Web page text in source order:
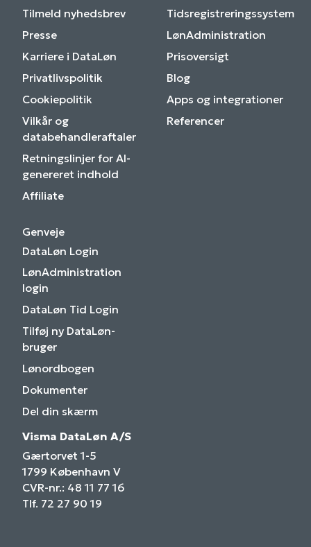
Tilmeld nyhedsbrev
Presse
Karriere i DataLøn
Privatlivspolitik
Cookiepolitik
Vilkår og
databehandleraftaler
Retningslinjer for AI-
genereret indhold
Affiliate
Tidsregistreringssystem
LønAdministration
Prisoversigt
Blog
Apps og integrationer
Referencer
Genveje
DataLøn Login
LønAdministration
login
DataLøn Tid Login
Tilføj ny DataLøn-
bruger
Lønordbogen
Dokumenter
Del din skærm
Visma DataLøn A/S
Gærtorvet 1-5
1799 København V
CVR-nr.: 48 11 77 16
Tlf. 72 27 90 19